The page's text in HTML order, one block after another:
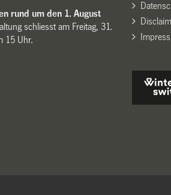
rund um den 1. August
schliesst am Freitag, 31.
15 Uhr.